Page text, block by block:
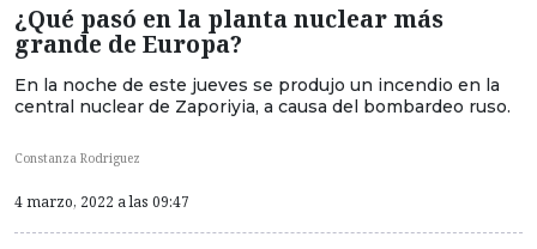
¿Qué pasó en la planta nuclear más
grande de Europa?
En la noche de este jueves se produjo un incendio en la
central nuclear de Zaporiyia, a causa del bombardeo ruso.
Constanza Rodriguez
4 marzo, 2022 a las 09:47